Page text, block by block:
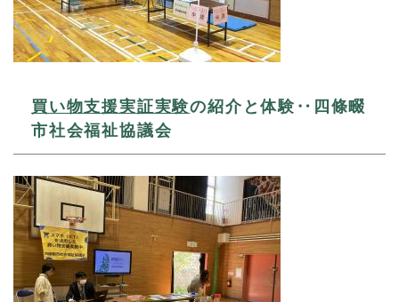
買い物支援実証実験の紹介と体験‥四條畷
市社会福祉協議会